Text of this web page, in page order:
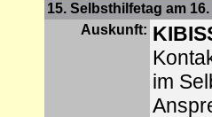
15. Selbsthilfetag am
Auskunft:
im